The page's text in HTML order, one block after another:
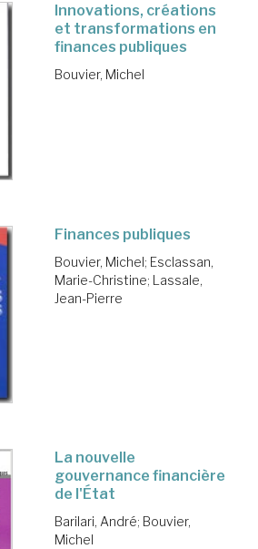
Innovations, créations
et transformations en
finances publiques
Bouvier, Michel
Finances publiques
Bouvier, Michel; Esclassan,
Marie-Christine; Lassale,
Jean-Pierre
La nouvelle
gouvernance financière
de l'État
Barilari, André; Bouvier,
Michel